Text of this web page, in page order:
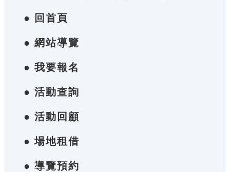
● 回首頁
● 網站導覽
● 我要報名
● 活動查詢
● 活動回顧
● 場地租借
● 導覽預約